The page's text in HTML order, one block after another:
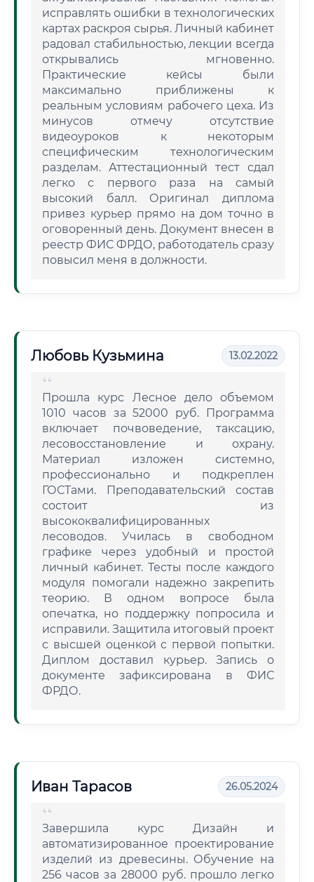
исправлять ошибки в технологических
картах раскроя сырья. Личный кабинет
радовал стабильностью, лекции всегда
открывались мгновенно.
Практические кейсы были
максимально приближены к
реальным условиям рабочего цеха. Из
минусов отмечу отсутствие
видеоуроков к некоторым
специфическим технологическим
разделам. Аттестационный тест сдал
легко с первого раза на самый
высокий балл. Оригинал диплома
привез курьер прямо на дом точно в
оговоренный день. Документ внесен в
реестр ФИС ФРДО, работодатель сразу
повысил меня в должности.
Любовь Кузьмина 13.02.2022
Прошла курс Лесное дело объемом
1010 часов за 52000 руб. Программа
включает почвоведение, таксацию,
лесовосстановление и охрану.
Материал изложен системно,
профессионально и подкреплен
ГОСТами. Преподавательский состав
состоит из
высококвалифицированных
лесоводов. Училась в свободном
графике через удобный и простой
личный кабинет. Тесты после каждого
модуля помогали надежно закрепить
теорию. В одном вопросе была
опечатка, но поддержку попросила и
исправили. Защитила итоговый проект
с высшей оценкой с первой попытки.
Диплом доставил курьер. Запись о
документе зафиксирована в ФИС
ФРДО.
Иван Тарасов 26.05.2024
Завершила курс Дизайн и
автоматизированное проектирование
изделий из древесины. Обучение на
256 часов за 28000 руб. прошло легко